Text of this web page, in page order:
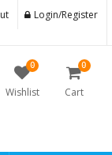
Login/Register
0
Wishlist
0
Cart